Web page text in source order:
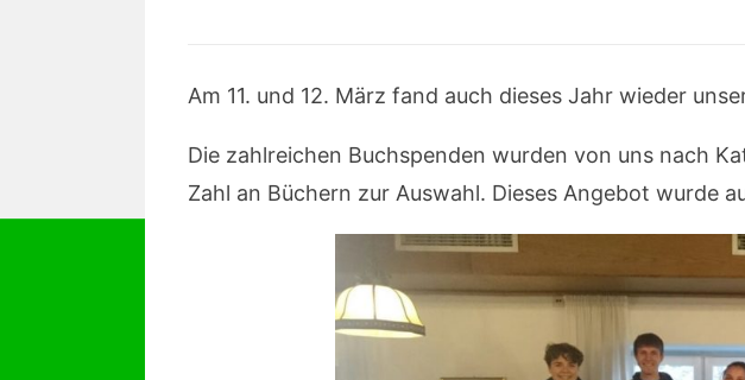
Am 11. und 12. März fand auch dieses Jahr wieder
Die zahlreichen Buchspenden wurden von uns nach
Zahl an Büchern zur Auswahl. Dieses Angebot wurde